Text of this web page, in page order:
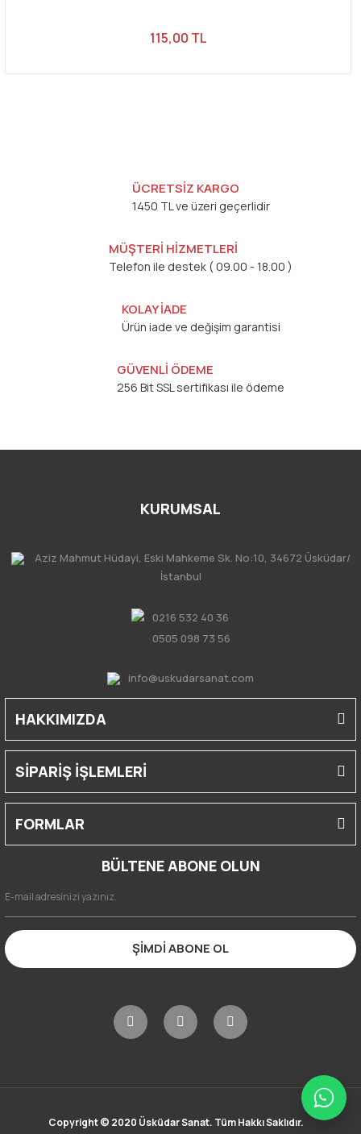
115,00 TL
ÜCRETSİZ KARGO
1450 TL ve üzeri geçerlidir
MÜŞTERİ HİZMETLERİ
Telefon ile destek ( 09.00 - 18.00 )
KOLAY İADE
Ürün iade ve değişim garantisi
GÜVENLİ ÖDEME
256 Bit SSL sertifikası ile ödeme
KURUMSAL
Aziz Mahmut Hüdayi, Eski Mahkeme Sk. No:10, 34672 Üsküdar/
İstanbul
0216 532 40 36
0505 098 73 56
info@uskudarsanat.com
HAKKIMIZDA
SİPARİŞ İŞLEMLERİ
FORMLAR
BÜLTENE ABONE OLUN
ŞİMDİ ABONE OL
Copyright © 2020 Üsküdar Sanat. Tüm Hakkı Saklıdır.